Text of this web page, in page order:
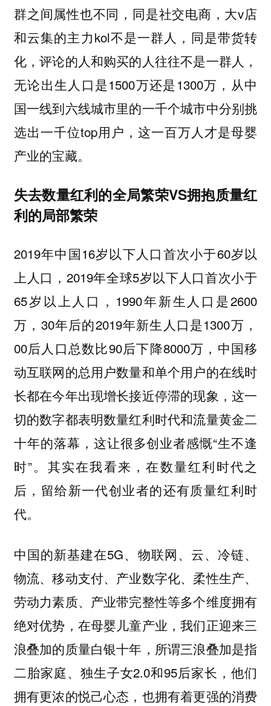
群之间属性也不同，同是社交电商，大v店
和云集的主力kol不是一群人，同是带货转
化，评论的人和购买的人往往不是一群人，
无论出生人口是1500万还是1300万，从中
国一线到六线城市里的一千个城市中分别挑
选出一千位top用户，这一百万人才是母婴
产业的宝藏。
失去数量红利的全局繁荣VS拥抱质量红
利的局部繁荣
2019年中国16岁以下人口首次小于60岁以
上人口，2019年全球5岁以下人口首次小于
65岁以上人口，1990年新生人口是2600
万，30年后的2019年新生人口是1300万，
00后人口总数比90后下降8000万，中国移
动互联网的总用户数量和单个用户的在线时
长都在今年出现增长接近停滞的现象，这一
切的数字都表明数量红利时代和流量黄金二
十年的落幕，这让很多创业者感慨“生不逢
时”。其实在我看来，在数量红利时代之
后，留给新一代创业者的还有质量红利时
代。
中国的新基建在5G、物联网、云、冷链、
物流、移动支付、产业数字化、柔性生产、
劳动力素质、产业带完整性等多个维度拥有
绝对优势，在母婴儿童产业，我们正迎来三
浪叠加的质量白银十年，所谓三浪叠加是指
二胎家庭、独生子女2.0和95后家长，他们
拥有更浓的悦己心态，也拥有着更强的消费